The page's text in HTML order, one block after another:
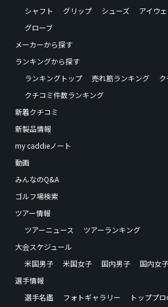
シャフト
グリップ シューズ アイウ
グローブ
メーカーから探す
ランキングから探す
ランキングトップ
売れ筋ランキング
クチコミ件数ランキング
新着クチコミ
新製品情報
my caddieノート
動画
みんなのQ&A
ゴルフ場検索
ツアー情報
ツアーニュース
ツアーランキング
大会スケジュール
米国男子
米国女子 国内男子
国内女子
選手情報
選手名鑑
フォトギャラリー トッププ